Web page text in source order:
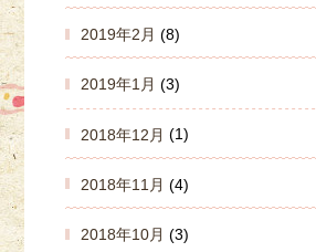
2019年2月 (8)
2019年1月 (3)
2018年12月 (1)
2018年11月 (4)
2018年10月 (3)